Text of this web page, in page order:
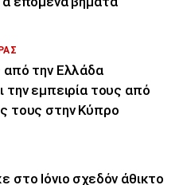
από την Ελλάδα
την εμπειρία τους από
τους στην Κύπρο
στο Ιόνιο σχεδόν άθικτο